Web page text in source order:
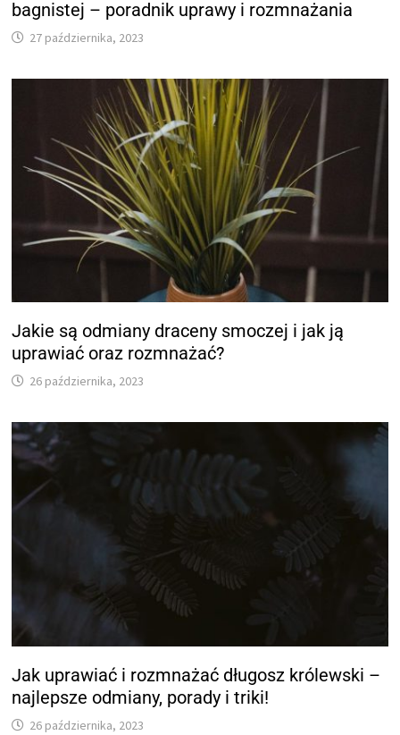
bagnistej – poradnik uprawy i rozmnażania
27 października, 2023
Jakie są odmiany draceny smoczej i jak ją
uprawiać oraz rozmnażać?
26 października, 2023
Jak uprawiać i rozmnażać długosz królewski –
najlepsze odmiany, porady i triki!
26 października, 2023